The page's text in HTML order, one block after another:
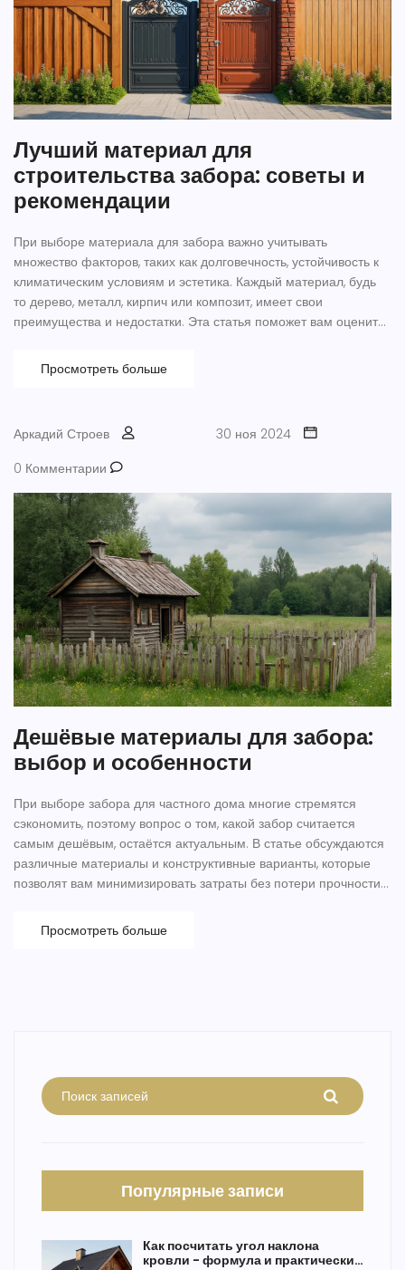
Лучший материал для
строительства забора: советы и
рекомендации
При выборе материала для забора важно учитывать
множество факторов, таких как долговечность, устойчивость к
климатическим условиям и эстетика. Каждый материал, будь
то дерево, металл, кирпич или композит, имеет свои
преимущества и недостатки. Эта статья поможет вам оценить
предложить идеи и советы для строительства забора, который
будет радовать вас долгие годы. Читайте и узнайте, какой
Просмотреть больше
Аркадий Строев
30 ноя 2024
0 Комментарии
Дешёвые материалы для забора:
выбор и особенности
При выборе забора для частного дома многие стремятся
сэкономить, поэтому вопрос о том, какой забор считается
самым дешёвым, остаётся актуальным. В статье обсуждаются
различные материалы и конструктивные варианты, которые
позволят вам минимизировать затраты без потери прочности и
из доступных решений и предоставим практические советы
для удачного выбора. Будут рассмотрены заборы из сетки-
Просмотреть больше
Популярные записи
Как посчитать угол наклона
кровли - формула и практические